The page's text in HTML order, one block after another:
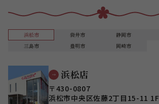
浜松市 袋井市 静岡市
三島市
豊明市 岡崎市
浜松店
〒430-0807
浜松市中央区佐藤2丁目15-11 1F